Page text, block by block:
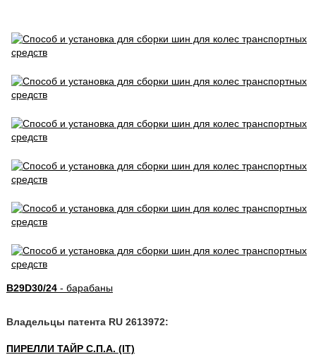
B29D30/24- барабаны
Владельцы патента RU 2613972:
ПИРЕЛЛИ ТАЙР С.П.А. (IT)